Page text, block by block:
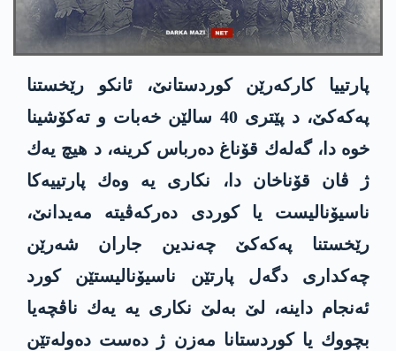
پارتییا كاركه‌رێن كوردستانێ، ئانكو رێخستنا
په‌كه‌كێ، د پێتری 40 سالێن خه‌بات و ته‌كۆشینا
خوه‌ دا، گه‌له‌ك قۆناغ ده‌رباس كرینه‌، د هیچ یه‌ك
ژ ڤان قۆناخان دا،‌ نكاری یه‌ وه‌ك‌ پارتییه‌كا
ناسیۆنالیست یا كوردی ده‌ركه‌ڤیته‌ مه‌یدانێ،
رێخستنا په‌كه‌كێ چه‌ندین جاران شه‌رێن
چه‌كداری دگه‌ل پارتێن ناسیۆنالیستێن كورد
ئه‌نجام داینه‌، لێ به‌لێ نكاری یه‌ یه‌ك ناڤچه‌یا
بچووك یا كوردستانا مه‌زن ژ ده‌ست ده‌وله‌تێن